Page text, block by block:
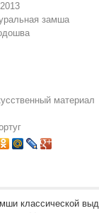
замша
материал
классической